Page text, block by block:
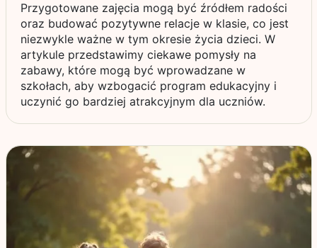
Przygotowane zajęcia mogą być źródłem radości
oraz budować pozytywne relacje w klasie, co jest
niezwykle ważne w tym okresie życia dzieci. W
artykule przedstawimy ciekawe pomysły na
zabawy, które mogą być wprowadzane w
szkołach, aby wzbogacić program edukacyjny i
uczynić go bardziej atrakcyjnym dla uczniów.